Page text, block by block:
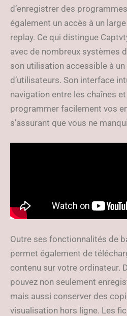
d’enregistrer des
également un accès à un
replay. Ce qui distingue
avec de nombreux systèmes
son utilisation accessible à
d’utilisateurs. Son interface
navigation entre les chaînes
programmer facilement vos
s’assurant que vous ne
Outre ses fonctionnalités de
permet également de
contenu sur votre ordinateur.
pouvez non seulement
mais aussi conserver des
visualisation hors ligne. Les